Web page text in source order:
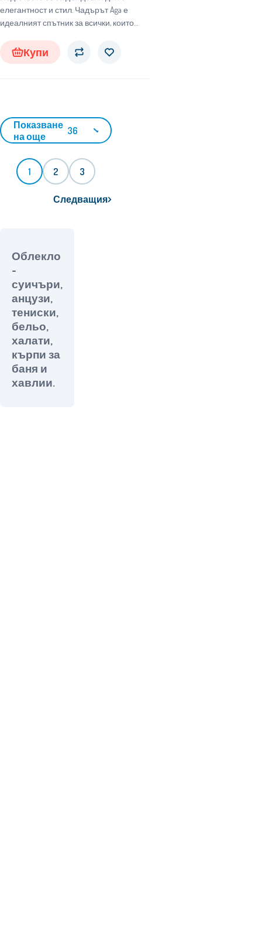
елегантност и стил. Чадърът Aga е
идеалният спътник за всички, които
да ги защити от неблагоприятните
атмосферни условия.
Купи
Показване
на още
36
1 2 3
Следващия
Облекло
-
суичъри,
анцузи,
тениски,
бельо,
халати,
кърпи за
баня и
хавлии.